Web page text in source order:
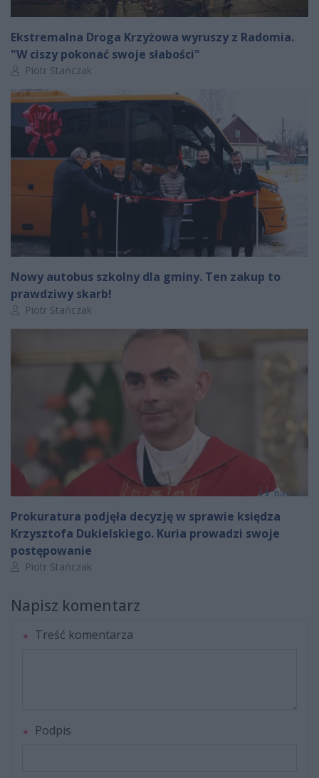
Ekstremalna Droga Krzyżowa wyruszy z Radomia.
"W ciszy pokonać swoje słabości"
Autor artykułu:
Piotr Stańczak
Nowy autobus szkolny dla gminy. Ten zakup to
prawdziwy skarb!
Autor artykułu:
Piotr Stańczak
Prokuratura podjęła decyzję w sprawie księdza
Krzysztofa Dukielskiego. Kuria prowadzi swoje
postępowanie
Autor artykułu:
Piotr Stańczak
Napisz komentarz
Treść komentarza
Podpis